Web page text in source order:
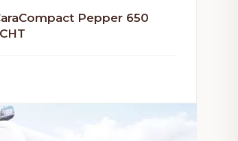
Pepper 650